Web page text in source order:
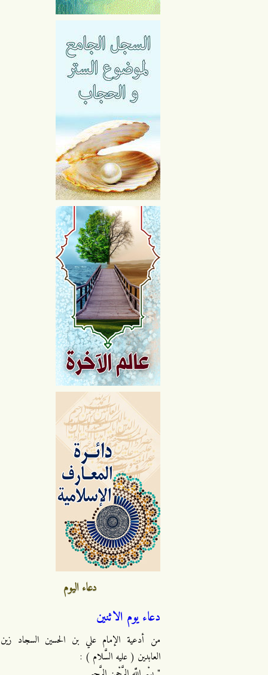
دعاء اليوم
دعاء يوم الاثنين
من أدعية الإمام علي بن الحسين السجاد زين
العابدين ( عليه السَّلام ) :